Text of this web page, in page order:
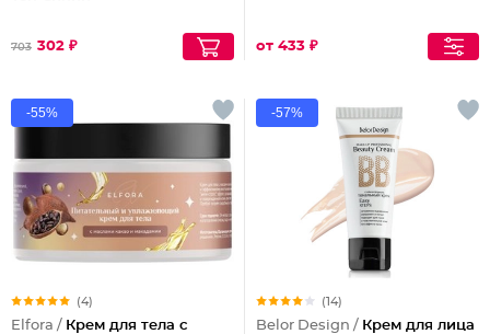
703 302 ₽ от 433 ₽
-55%
(4)
Elfora / Крем для тела с
-57%
(14)
Belor Design / Крем для лица